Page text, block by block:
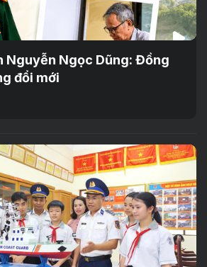
Nguyễn Ngọc Dũng: Đồng
đổi mới